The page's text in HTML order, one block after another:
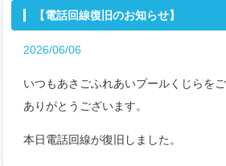
【電話回線復旧のお知らせ】
2026/06/06
いつもあさごふれあいプールくじらを
ありがとうございます。
本日電話回線が復旧しました。